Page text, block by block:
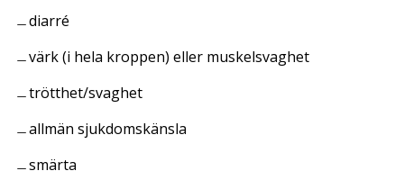
diarré
värk (i hela kroppen) eller muskelsvaghet
trötthet/svaghet
allmän sjukdomskänsla
smärta